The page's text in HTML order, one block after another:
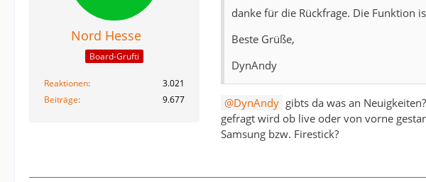
Nord Hesse
Board-Grufti
Reaktionen
3.021
Beiträge
9.677
danke für die Rückfrage. Die Funktion
Beste Grüße,
DynAndy
DynAndy gibts da was an
gefragt wird ob live oder von vorne
Samsung bzw. Firestick?